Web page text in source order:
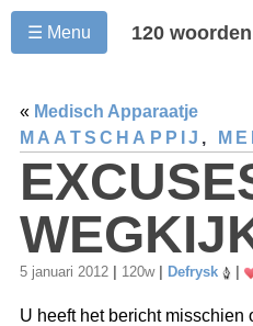
☰ Menu 120 woorden
« Medisch Apparaatje
MAATSCHAPPIJ ,
5 januari 2012 120w Defrysk
U heeft het bericht misschien